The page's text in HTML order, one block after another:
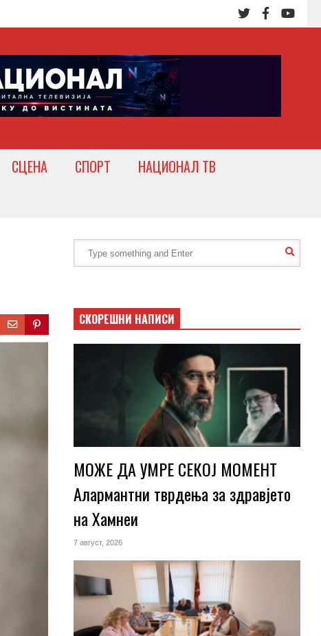
СЦЕНА СПОРТ
НАЦИОНАЛ ТВ
СКОРЕШНИ НАПИСИ
МОЖЕ ДА УМРЕ СЕКОЈ МОМЕНТ
Алармантни тврдења за здравјето
на Хамнеи
7 август, 2026